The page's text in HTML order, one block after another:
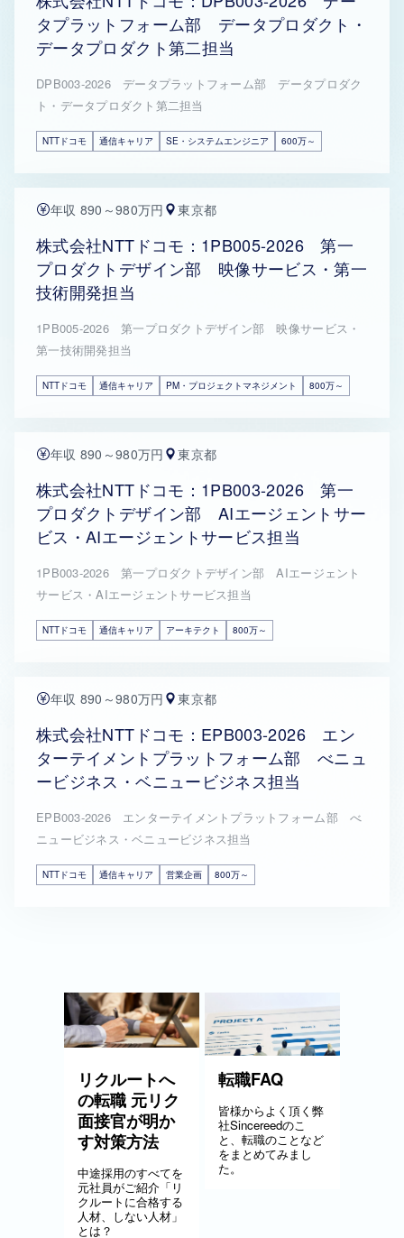
タプラットフォーム部 データプロダクト・
データプロダクト第二担当
DPB003-2026 データプラットフォーム部 データプロダク
ト・データプロダクト第二担当
NTTドコモ 通信キャリア SE・システムエンジニア 600万～
年収 890～980万円 東京都
株式会社NTTドコモ：1PB005-2026 第一
プロダクトデザイン部 映像サービス・第一
技術開発担当
1PB005-2026 第一プロダクトデザイン部 映像サービス・
第一技術開発担当
NTTドコモ 通信キャリア PM・プロジェクトマネジメント 800万～
年収 890～980万円 東京都
株式会社NTTドコモ：1PB003-2026 第一
プロダクトデザイン部 AIエージェントサー
ビス・AIエージェントサービス担当
1PB003-2026 第一プロダクトデザイン部 AIエージェント
サービス・AIエージェントサービス担当
NTTドコモ 通信キャリア アーキテクト 800万～
年収 890～980万円 東京都
株式会社NTTドコモ：EPB003-2026 エン
ターテイメントプラットフォーム部 べニュ
ービジネス・ベニュービジネス担当
EPB003-2026 エンターテイメントプラットフォーム部 べ
ニュービジネス・ベニュービジネス担当
NTTドコモ 通信キャリア 営業企画 800万～
リクルートへ
の転職 元リク
面接官が明か
す対策方法
中途採用のすべてを
元社員がご紹介「リ
クルートに合格する
人材、しない人材」
とは？
転職FAQ
皆様からよく頂く弊
社Sincereedのこ
と、転職のことなど
をまとめてみまし
た。